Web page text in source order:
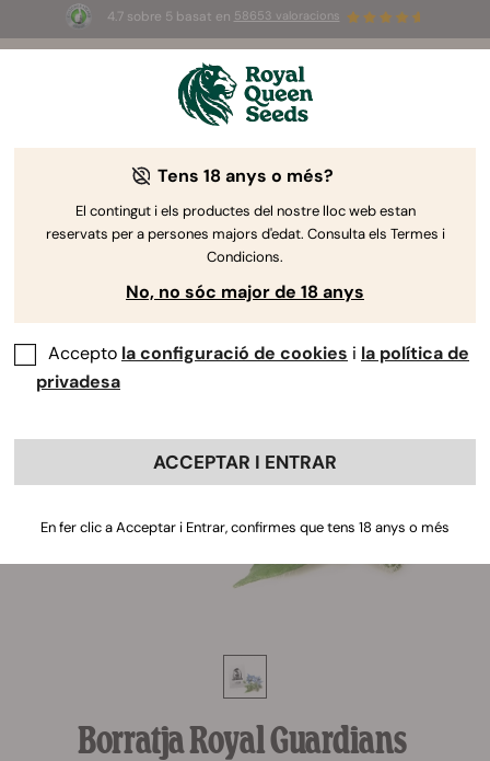
4.7 sobre 5 basat en 58653 valoracions
Summer Sales: ¡Hasta un 50%
de descuento! ⏤
Borratja Royal Guardians
Tens 18 anys o més?
El contingut i els productes del nostre lloc web estan
reservats per a persones majors d'edat. Consulta els Termes i
Condicions.
No, no sóc major de 18 anys
Accepto la configuració de cookies i la política de
privadesa
ACCEPTAR I ENTRAR
En fer clic a Acceptar i Entrar, confirmes que tens 18 anys o més